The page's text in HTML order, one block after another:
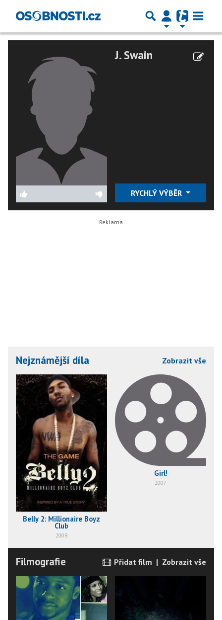
J. Swain
RYCHLÝ VÝBĚR
Nejznámější díla Zobrazit vše
Belly 2: Millionaire Boyz
Club
2008
Girl!
2007
Filmografie Přidat film | Zobrazit vše